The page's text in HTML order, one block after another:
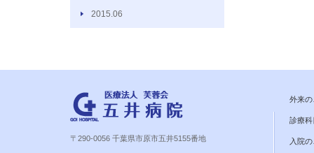
2015.06
〒290-0056 千葉県市原市五井5155番地
外来
診療
入院